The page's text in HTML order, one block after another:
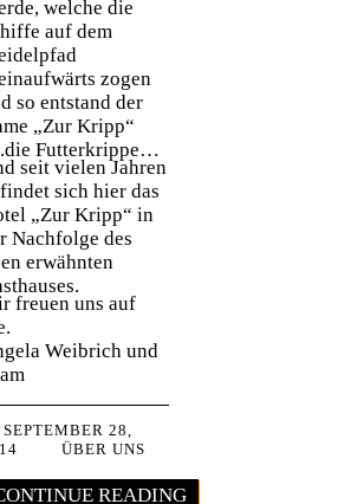
welche die
auf dem
zogen
so entstand der
„Zur Kripp“
Futterkrippe…
seit vielen Jahren
sich hier das
„Zur Kripp“ in
Nachfolge des
erwähnten
freuen uns auf
Weibrich und
SEPTEMBER 28,
ÜBER UNS
READING